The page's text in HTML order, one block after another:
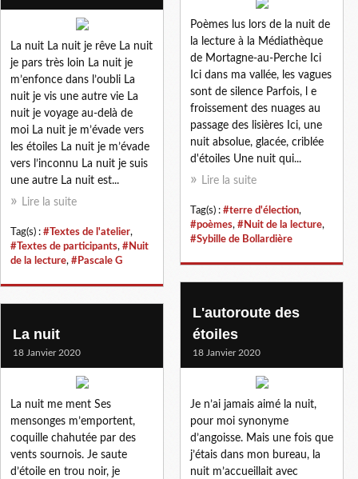
La nuit La nuit je rêve La nuit
je pars très loin La nuit je
m’enfonce dans l’oubli La
nuit je vis une autre vie La
nuit je voyage au-delà de
moi La nuit je m’évade vers
les étoiles La nuit je m’évade
vers l’inconnu La nuit je suis
une autre La nuit est...
Lire la suite
Tag(s) : #Textes de l'atelier,
#Textes de participants, #Nuit
de la lecture, #Pascale G
Poèmes lus lors de la nuit de
la lecture à la Médiathèque
de Mortagne-au-Perche Ici
Ici dans ma vallée, les vagues
sont de silence Parfois, l e
froissement des nuages au
passage des lisières Ici, une
nuit absolue, glacée, criblée
d'étoiles Une nuit qui...
Lire la suite
Tag(s) : #terre d'élection,
#poèmes, #Nuit de la lecture,
#Sybille de Bollardière
L'autoroute des
étoiles
18 Janvier 2020
Je n’ai jamais aimé la nuit,
pour moi synonyme
d’angoisse. Mais une fois que
j’étais dans mon bureau, la
nuit m’accueillait avec
La nuit
18 Janvier 2020
La nuit me ment Ses
mensonges m’emportent,
coquille chahutée par des
vents sournois. Je saute
d’étoile en trou noir, je